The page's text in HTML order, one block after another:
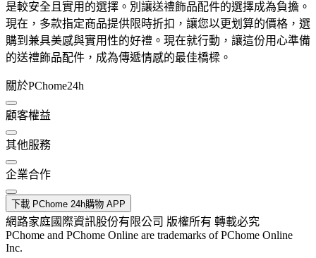
是較安全且實用的選擇。別讓送禮飾品配件的選擇成為負擔。
現在，多款指定商品提供限時折扣，讓您以更划算的價格，選
購到兼具美感與實用性的好禮。現在就行動，讓這份用心準備
的送禮飾品配件，成為傳遞情感的最佳橋樑。
關於PChome24h
顧客權益
其他服務
企業合作
下載 PChome 24h購物 APP
網路家庭國際資訊股份有限公司 版權所有 轉載必究
PChome and PChome Online are trademarks of PChome Online
Inc.